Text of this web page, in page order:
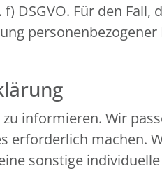
DSGVO. Für den Fall,
informieren. Wir
erforderlich machen.
sonstige